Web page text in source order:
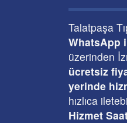
Talatpaşa
WhatsApp
üzerinden
ücretsiz
yerinde
hızlıca
Hizmet